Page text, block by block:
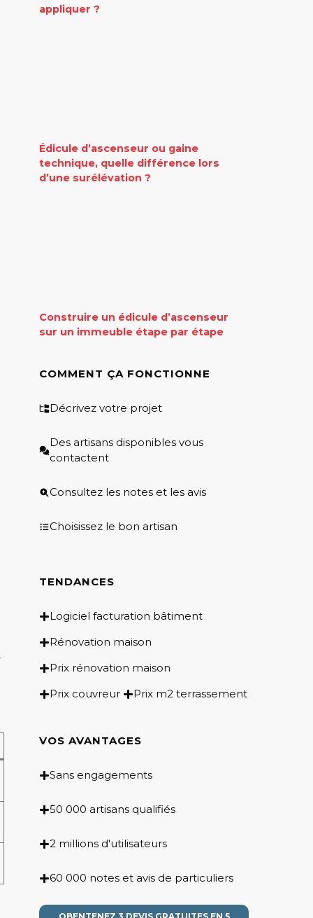
appliquer ?
Édicule d’ascenseur ou gaine
technique, quelle différence lors
d’une surélévation ?
Construire un édicule d’ascenseur
sur un immeuble étape par étape
COMMENT ÇA FONCTIONNE
Décrivez votre projet
Des artisans disponibles vous
contactent
Consultez les notes et les avis
Choisissez le bon artisan
TENDANCES
Logiciel facturation bâtiment
Rénovation maison
Prix rénovation maison
Prix couvreur
Prix m2 terrassement
VOS AVANTAGES
Sans engagements
50 000 artisans qualifiés
2 millions d'utilisateurs
60 000 notes et avis de particuliers